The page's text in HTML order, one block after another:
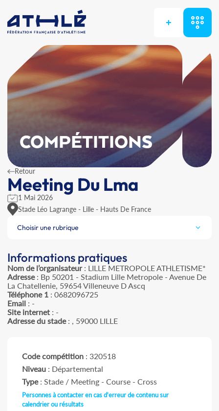
+
COMPÉTITIONS
Retour
Meeting Du Lma
1 Mai 2026
Stade Léo Lagrange - Lille - Hauts De France
Choisir une rubrique
Informations pratiques
Nom de l’organisateur: LILLE METROPOLE ATHLETISME*
Adresse: Bp 50201 - Stadium Lille Metropole - Avenue De
La Chatellenie, 59654 Villeneuve D Ascq
Téléphone 1 : 0682096725
Email : -
Site internet : -
Adresse du stade: , 59000 LILLE
Code compétition : 320518
Niveau : Départemental
Type: Stade / Meeting - Course - Cross
Personnes à contacter en cas d'erreur de contenu sur
calendrier ou résultats